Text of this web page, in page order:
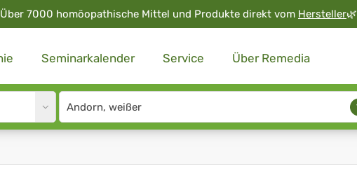
Über 7000 homöopathische Mittel und Produkte direkt vom Hersteller🌿
Seminarkalender Service Über Remedia
Site
search